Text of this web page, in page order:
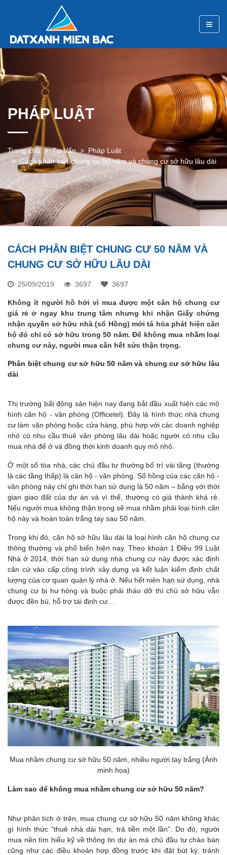
PHÁP LUẬT
Trang chủ Tư Vấn
Pháp Luật
Cách phân biệt chung cư 50 năm và chung cư sở hữu lâu dài
CÁCH PHÂN BIỆT CHUNG CƯ 50 NĂM VÀ
CHUNG CƯ SỞ HỮU LÂU DÀI
25/09/2019 3697 3697
Không ít người hồ hởi vì mua được một căn hộ chung cư
giá rẻ ở ngay khu trung tâm nhưng khi nhận Giấy chứng
nhận quyền sở hữu nhà (sổ Hồng) mới tá hỏa phát hiện căn
hộ đó chỉ có sở hữu trong 50 năm. Để không mua nhầm loại
chung cư này, người mua cần hết sức thận trọng.
Phân biệt chung cư sở hữu 50 năm và chung cư sở hữu lâu
dài
Thị trường bất động sản hiện nay đang bắt đầu xuất hiện các mô
hình căn hộ - văn phòng (Officetel). Đây là hình thức nhà chung
cư làm văn phòng hoặc cửa hàng, phù hợp với các doanh nghiệp
nhỏ có nhu cầu thuê văn phòng lâu dài hoặc người có nhu cầu
mua nhà để ở và đồng thời kinh doanh quy mô nhỏ.
Ở một số tòa nhà, các chủ đầu tư thường bố trí vài tầng (thường
là các tầng thấp) là căn hộ - văn phòng. Sổ hồng của các căn hộ -
văn phòng này chỉ ghi thời hạn sử dụng là 50 năm – bằng với thời
gian giao đất của dự án và vì thế, thường có giá thành khá rẻ.
Nếu người mua không thận trọng sẽ mua nhầm phải loại hình căn
hộ này và hoàn toàn trắng tay sau 50 năm.
Trong khi đó, căn hộ sở hữu lâu dài là loại hình căn hộ chung cư
thông thường và phổ biến hiện nay. Theo khoản 1 Điều 99 Luật
Nhà ở 2014, thời hạn sử dụng nhà chung cư này được xác định
căn cứ vào cấp công trình xây dựng và kết luận kiểm định chất
lượng của cơ quan quản lý nhà ở. Nếu hết niên hạn sử dụng, nhà
chung cư bị hư hỏng và buộc phải tháo dỡ thì chủ sở hữu vẫn
được đền bù, hỗ trợ tái định cư…
Mua nhầm chung cư sở hữu 50 năm, nhiều người tay trắng (Ảnh
minh họa)
Làm sao để không mua nhầm chung cư sở hữu 50 năm?
Như phân tích ở trên, mua chung cư sở hữu 50 năm không khác
gì hình thức “thuê nhà dài hạn, trả tiền một lần”. Do đó, người
mua nên tìm hiểu kỹ về thông tin dự án mà chủ đầu tư chào bán
cũng như các điều khoản hợp đồng trước khi đặt bút ký, tránh